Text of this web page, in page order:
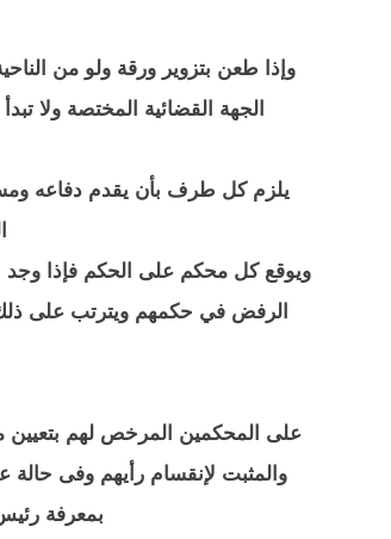
وإذا طعن بتزوير ورقة ولو من
الجهة القضائية المختصة ولا
يلزم كل طرف بأن يقدم دفاعه
ويوقع كل محكم على الحكم فإذا وجد
الرفض في حكمهم ويترتب على ذلك
على المحكمين المرخص لهم بتعيين
والمثبت لإنقسام رأيهم وفى
بمعرفة